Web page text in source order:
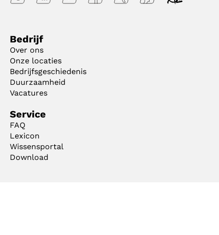
Bedrijf
Over ons
Onze locaties
Bedrijfsgeschiedenis
Duurzaamheid
Vacatures
Service
FAQ
Lexicon
Wissensportal
Download